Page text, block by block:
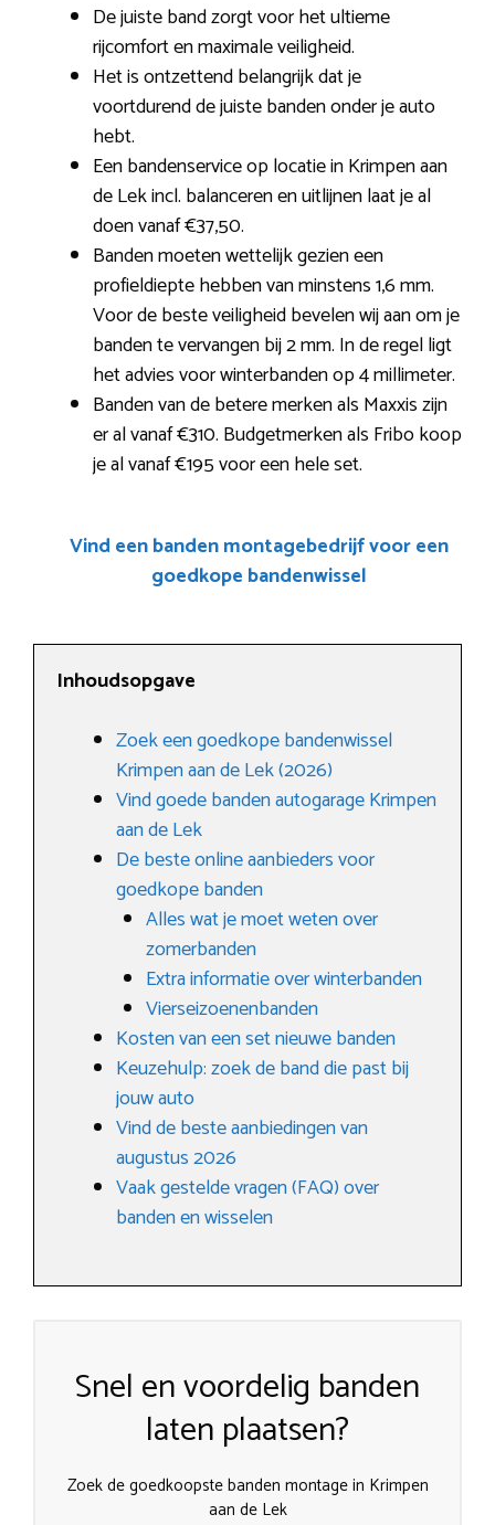
De juiste band zorgt voor het ultieme
rijcomfort en maximale veiligheid.
Het is ontzettend belangrijk dat je
voortdurend de juiste banden onder je auto
hebt.
Een bandenservice op locatie in Krimpen aan
de Lek incl. balanceren en uitlijnen laat je al
doen vanaf €37,50.
Banden moeten wettelijk gezien een
profieldiepte hebben van minstens 1,6 mm.
Voor de beste veiligheid bevelen wij aan om je
banden te vervangen bij 2 mm. In de regel ligt
het advies voor winterbanden op 4 millimeter.
Banden van de betere merken als Maxxis zijn
er al vanaf €310. Budgetmerken als Fribo koop
je al vanaf €195 voor een hele set.
Vind een banden montagebedrijf voor een
goedkope bandenwissel
Inhoudsopgave
Zoek een goedkope bandenwissel
Krimpen aan de Lek (2026)
Vind goede banden autogarage Krimpen
aan de Lek
De beste online aanbieders voor
goedkope banden
Alles wat je moet weten over
zomerbanden
Extra informatie over winterbanden
Vierseizoenenbanden
Kosten van een set nieuwe banden
Keuzehulp: zoek de band die past bij
jouw auto
Vind de beste aanbiedingen van
augustus 2026
Vaak gestelde vragen (FAQ) over
banden en wisselen
Snel en voordelig banden
laten plaatsen?
Zoek de goedkoopste banden montage in Krimpen
aan de Lek